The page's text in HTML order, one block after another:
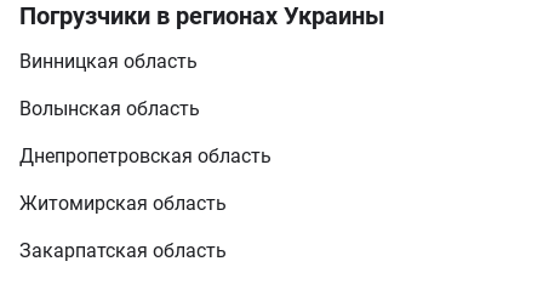
Погрузчики в регионах Украины
Винницкая область
Волынская область
Днепропетровская область
Житомирская область
Закарпатская область